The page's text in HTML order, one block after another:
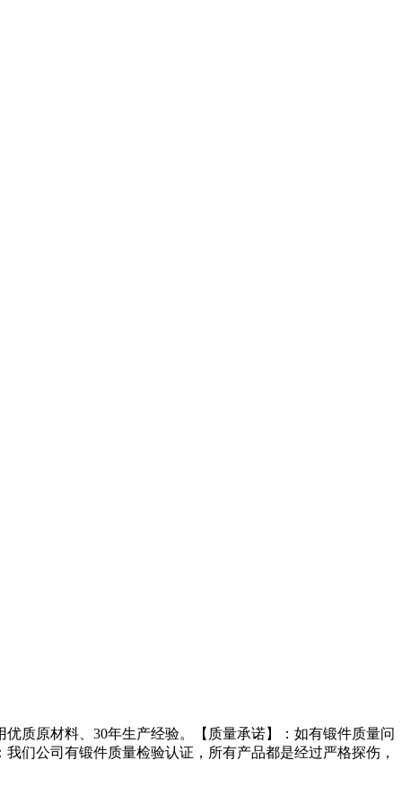
质原材料、30年生产经验。【质量承诺】：如有锻件质量问
们公司有锻件质量检验认证，所有产品都是经过严格探伤，